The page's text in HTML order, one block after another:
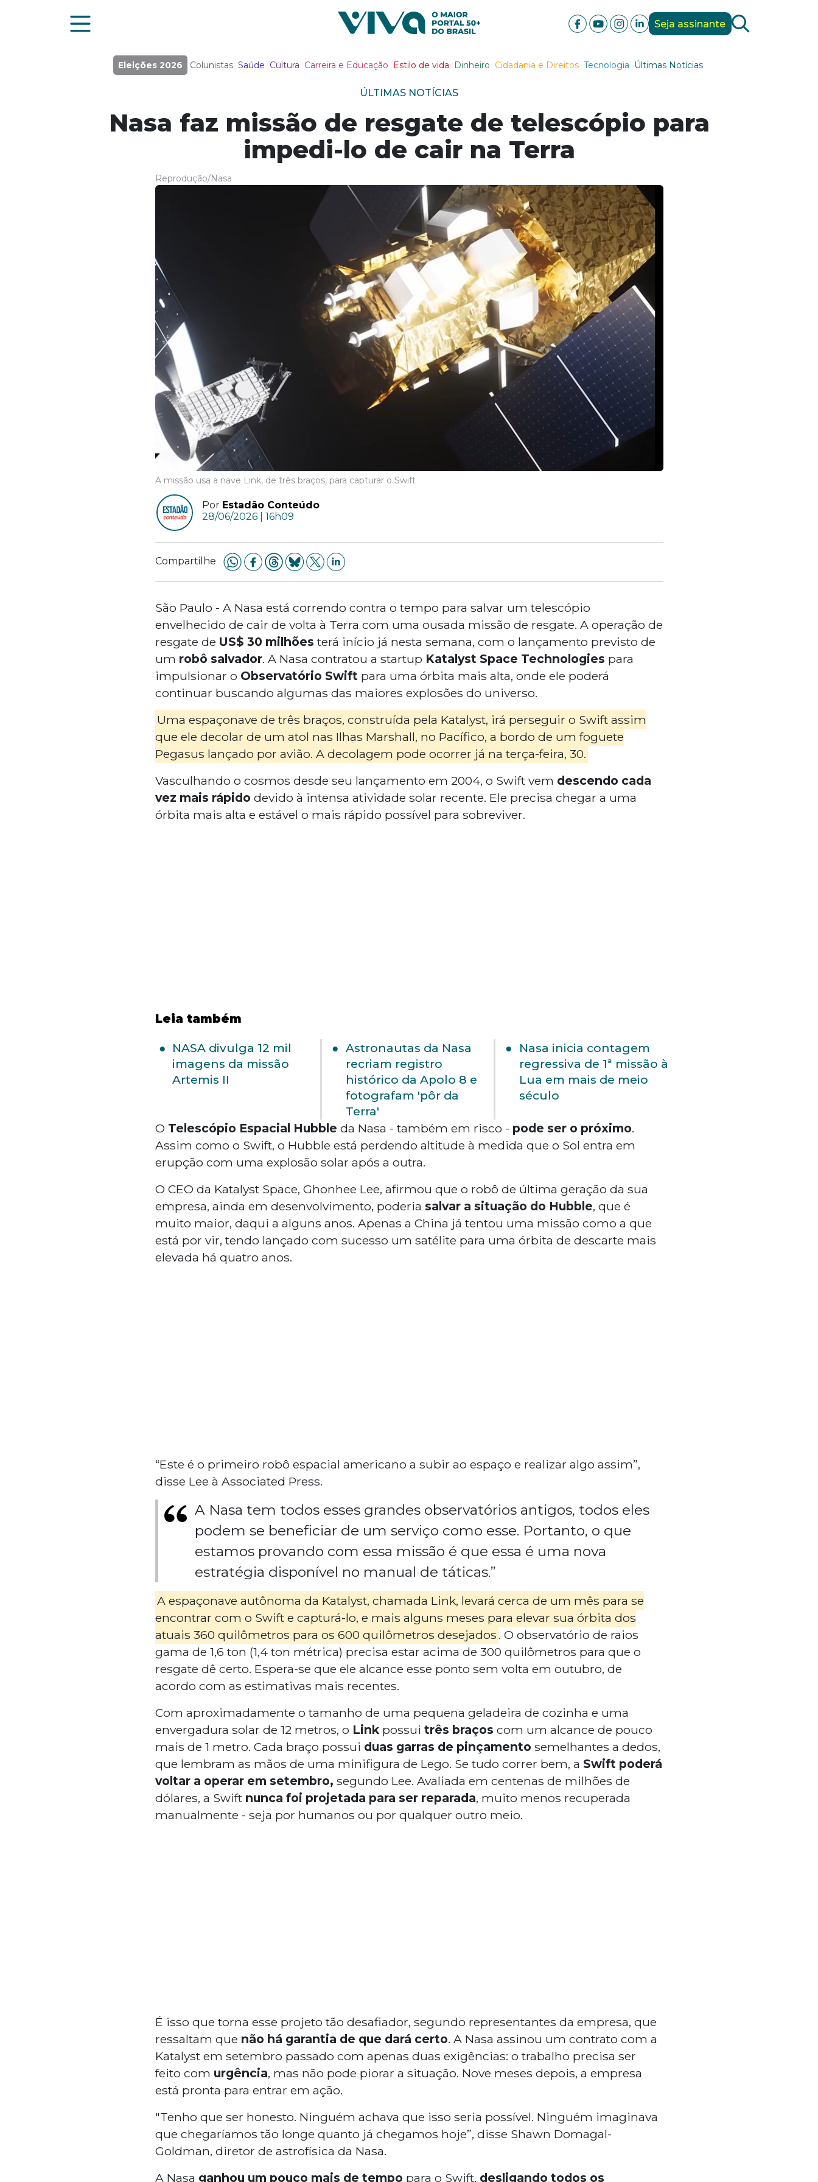
Seja assinante
Eleições 2026 Colunistas Saúde Cultura Carreira e Educação Estilo de vida Dinheiro Cidadania e Direitos Tecnologia Últimas Notícias
ÚLTIMAS NOTÍCIAS
Nasa faz missão de resgate de telescópio para
impedi-lo de cair na Terra
Reprodução/Nasa
A missão usa a nave Link, de três braços, para capturar o Swift
Por Estadão Conteúdo
28/06/2026 | 16h09
Compartilhe
São Paulo - A Nasa está correndo contra o tempo para salvar um telescópio
envelhecido de cair de volta à Terra com uma ousada missão de resgate. A operação de
resgate de US$ 30 milhões terá início já nesta semana, com o lançamento previsto de
um robô salvador. A Nasa contratou a startup Katalyst Space Technologies para
impulsionar o Observatório Swift para uma órbita mais alta, onde ele poderá
continuar buscando algumas das maiores explosões do universo.
Uma espaçonave de três braços, construída pela Katalyst, irá perseguir o Swift assim
que ele decolar de um atol nas Ilhas Marshall, no Pacífico, a bordo de um foguete
Pegasus lançado por avião. A decolagem pode ocorrer já na terça-feira, 30.
Vasculhando o cosmos desde seu lançamento em 2004, o Swift vem descendo cada
vez mais rápido devido à intensa atividade solar recente. Ele precisa chegar a uma
órbita mais alta e estável o mais rápido possível para sobreviver.
Leia também
NASA divulga 12 mil
imagens da missão
Artemis II
Astronautas da Nasa
recriam registro
histórico da Apolo 8 e
fotografam 'pôr da
Terra'
Nasa inicia contagem
regressiva de 1ª missão à
Lua em mais de meio
século
O Telescópio Espacial Hubble da Nasa - também em risco - pode ser o próximo.
Assim como o Swift, o Hubble está perdendo altitude à medida que o Sol entra em
erupção com uma explosão solar após a outra.
O CEO da Katalyst Space, Ghonhee Lee, afirmou que o robô de última geração da sua
empresa, ainda em desenvolvimento, poderia salvar a situação do Hubble, que é
muito maior, daqui a alguns anos. Apenas a China já tentou uma missão como a que
está por vir, tendo lançado com sucesso um satélite para uma órbita de descarte mais
elevada há quatro anos.
“Este é o primeiro robô espacial americano a subir ao espaço e realizar algo assim”,
disse Lee à Associated Press.
A Nasa tem todos esses grandes observatórios antigos, todos eles
podem se beneficiar de um serviço como esse. Portanto, o que
estamos provando com essa missão é que essa é uma nova
estratégia disponível no manual de táticas.”
A espaçonave autônoma da Katalyst, chamada Link, levará cerca de um mês para se
encontrar com o Swift e capturá-lo, e mais alguns meses para elevar sua órbita dos
atuais 360 quilômetros para os 600 quilômetros desejados . O observatório de raios
gama de 1,6 ton (1,4 ton métrica) precisa estar acima de 300 quilômetros para que o
resgate dê certo. Espera-se que ele alcance esse ponto sem volta em outubro, de
acordo com as estimativas mais recentes.
Com aproximadamente o tamanho de uma pequena geladeira de cozinha e uma
envergadura solar de 12 metros, o Linkpossui três braços com um alcance de pouco
mais de 1 metro. Cada braço possui duas garras de pinçamento semelhantes a dedos,
que lembram as mãos de uma minifigura de Lego. Se tudo correr bem, a Swift poderá
voltar a operar em setembro, segundo Lee. Avaliada em centenas de milhões de
dólares, a Swift nunca foi projetada para ser reparada, muito menos recuperada
manualmente - seja por humanos ou por qualquer outro meio.
É isso que torna esse projeto tão desafiador, segundo representantes da empresa, que
ressaltam que não há garantia de que dará certo. A Nasa assinou um contrato com a
Katalyst em setembro passado com apenas duas exigências: o trabalho precisa ser
feito com urgência, mas não pode piorar a situação. Nove meses depois, a empresa
está pronta para entrar em ação.
"Tenho que ser honesto. Ninguém achava que isso seria possível. Ninguém imaginava
que chegaríamos tão longe quanto já chegamos hoje”, disse Shawn Domagal-
Goldman, diretor de astrofísica da Nasa.
A Nasa ganhou um pouco mais de tempo para o Swift, desligando todos os